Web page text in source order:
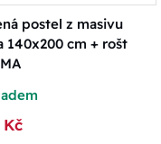
postel z masivu
140x200 cm + rošt
Kč